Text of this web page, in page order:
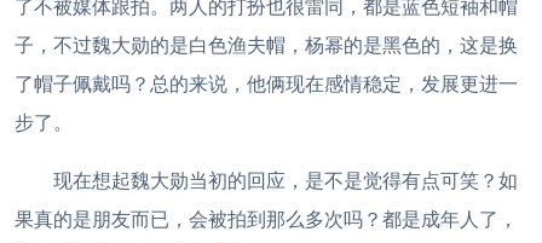
了不被媒体跟拍。两人的打扮也很雷同，都是蓝色短袖和帽
子，不过魏大勋的是白色渔夫帽，杨幂的是黑色的，这是换
了帽子佩戴吗？总的来说，他俩现在感情稳定，发展更进一
步了。
现在想起魏大勋当初的回应，是不是觉得有点可笑？如
果真的是朋友而已，会被拍到那么多次吗？都是成年人了，